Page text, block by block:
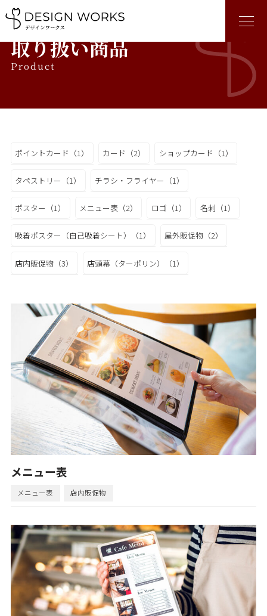
取り扱い商品
Product
ポイントカード（1） カード（2） ショップカード（1）
タペストリー（1） チラシ・フライヤー（1）
ポスター（1） メニュー表（2） ロゴ（1） 名刺（1）
吸着ポスター（自己吸着シート）（1） 屋外販促物（2）
店内販促物（3） 店頭幕（ターポリン）（1）
メニュー表
メニュー表 店内販促物